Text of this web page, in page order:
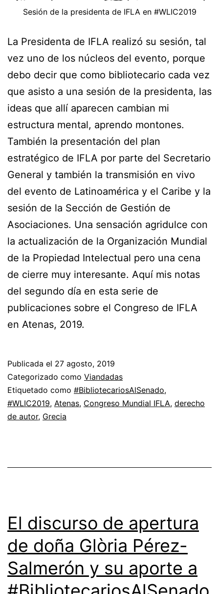
Sesión de la presidenta de IFLA en #WLIC2019
La Presidenta de IFLA realizó su sesión, tal
vez uno de los núcleos del evento, porque
debo decir que como bibliotecario cada vez
que asisto a una sesión de la presidenta, las
ideas que allí aparecen cambian mi
estructura mental, aprendo montones.
También la presentación del plan
estratégico de IFLA por parte del Secretario
General y también la transmisión en vivo
del evento de Latinoamérica y el Caribe y la
sesión de la Sección de Gestión de
Asociaciones. Una sensación agridulce con
la actualización de la Organización Mundial
de la Propiedad Intelectual pero una cena
de cierre muy interesante. Aquí mis notas
del segundo día en esta serie de
publicaciones sobre el Congreso de IFLA
en Atenas, 2019.
Publicada el 27 agosto, 2019
Categorizado como Viandadas
Etiquetado como #BibliotecariosAlSenado,
#WLIC2019, Atenas, Congreso Mundial IFLA, derecho
de autor, Grecia
El discurso de apertura
de doña Glòria Pérez-
Salmerón y su aporte a